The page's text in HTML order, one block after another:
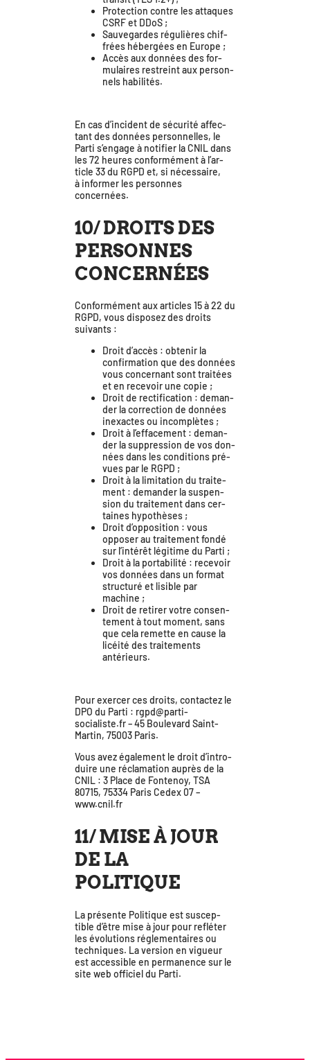
Protection contre les attaques
CSRF et DDoS ;
Sauvegardes régu­lières chif­
frées héber­gées en Europe ;
Accès aux don­nées des for­
mu­laires res­treint aux per­son­
nels habilités.
En cas d’in­ci­dent de sécu­ri­té affec­
tant des don­nées per­son­nelles, le
Parti s’en­gage à noti­fier la CNIL dans
les 72 heures confor­mé­ment à l’ar­
ticle 33 du RGPD et, si néces­saire,
à infor­mer les per­sonnes
concernées.
10/ DROITS DES
PERSONNES
CONCERNÉES
Conformément aux articles 15 à 22 du
RGPD, vous dis­po­sez des droits
suivants :
Droit d’ac­cès : obte­nir la
confir­ma­tion que des don­nées
vous concer­nant sont trai­tées
et en rece­voir une copie ;
Droit de rec­ti­fi­ca­tion : deman­
der la cor­rec­tion de don­nées
inexactes ou incomplètes ;
Droit à l’ef­fa­ce­ment : deman­
der la sup­pres­sion de vos don­
nées dans les condi­tions pré­
vues par le RGPD ;
Droit à la limi­ta­tion du trai­te­
ment : deman­der la sus­pen­
sion du trai­te­ment dans cer­
taines hypothèses ;
Droit d’op­po­si­tion : vous
oppo­ser au trai­te­ment fon­dé
sur l’in­té­rêt légi­time du Parti ;
Droit à la por­ta­bi­li­té : rece­voir
vos don­nées dans un for­mat
struc­tu­ré et lisible par
machine ;
Droit de reti­rer votre consen­
te­ment à tout moment, sans
que cela remette en cause la
licéi­té des trai­te­ments
antérieurs.
Pour exer­cer ces droits, contac­tez le
DPO du Parti : rgpd@parti-
socialiste.fr – 45 Boulevard Saint-
Martin, 75003 Paris.
Vous avez éga­le­ment le droit d’in­tro­
duire une récla­ma­tion auprès de la
CNIL : 3 Place de Fontenoy, TSA
80715, 75334 Paris Cedex 07 –
www.cnil.fr
11/ MISE À JOUR
DE LA
POLITIQUE
La pré­sente Politique est sus­cep­
tible d’être mise à jour pour reflé­ter
les évo­lu­tions régle­men­taires ou
tech­niques. La ver­sion en vigueur
est acces­sible en per­ma­nence sur le
site web offi­ciel du Parti.